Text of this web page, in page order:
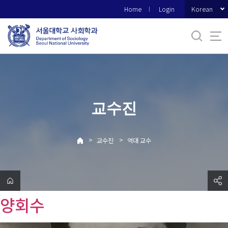
로
메
Home Login Korean
교수진
> 교수진 > 역대 교수
양회수